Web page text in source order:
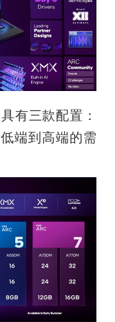
有三款配置：
端到高端的需